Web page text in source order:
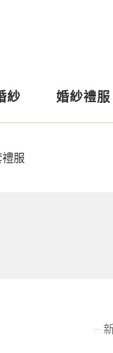
紗 婚紗禮服
服